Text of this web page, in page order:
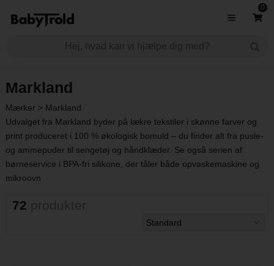
0
Markland
Mærker > Markland
Udvalget fra Markland byder på lækre tekstiler i skønne farver og
print produceret i 100 % økologisk bomuld – du finder alt fra pusle-
og ammepuder til sengetøj og håndklæder. Se også serien af
børneservice i BPA-fri silikone, der tåler både opvaskemaskine og
mikroovn
72